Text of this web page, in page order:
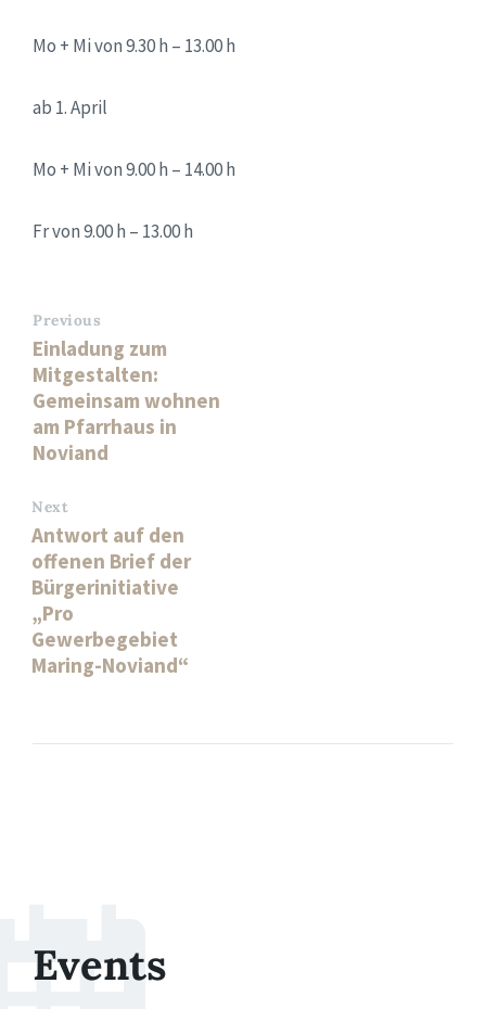
Mo + Mi von 9.30 h – 13.00 h
ab 1. April
Mo + Mi von 9.00 h – 14.00 h
Fr von 9.00 h – 13.00 h
Previous
Einladung zum
Mitgestalten:
Gemeinsam wohnen
am Pfarrhaus in
Noviand
Next
Antwort auf den
offenen Brief der
Bürgerinitiative
„Pro
Gewerbegebiet
Maring-Noviand“
Events